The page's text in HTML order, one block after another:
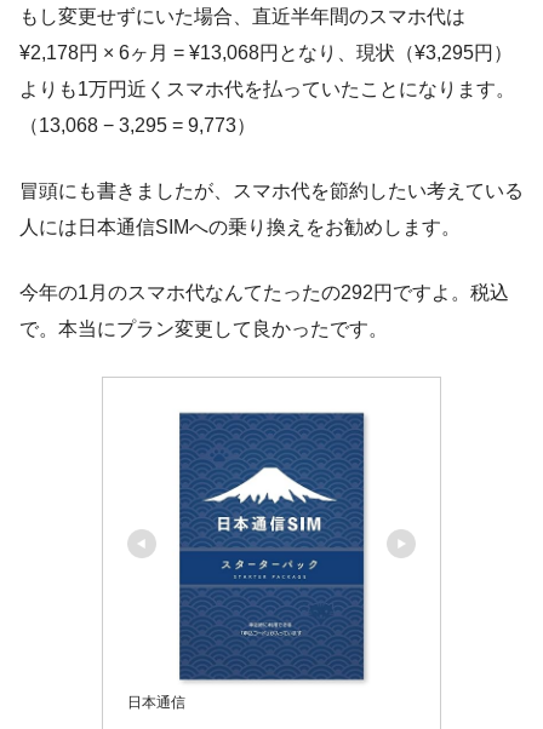
もし変更せずにいた場合、直近半年間のスマホ代は
¥2,178円 × 6ヶ月 = ¥13,068円となり、現状（¥3,295円）
よりも1万円近くスマホ代を払っていたことになります。
（13,068 − 3,295 = 9,773）
冒頭にも書きましたが、スマホ代を節約したい考えている
人には日本通信SIMへの乗り換えをお勧めします。
今年の1月のスマホ代なんてたったの292円ですよ。税込
で。本当にプラン変更して良かったです。
日本通信